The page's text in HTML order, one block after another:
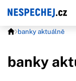
banky aktuálně
banky